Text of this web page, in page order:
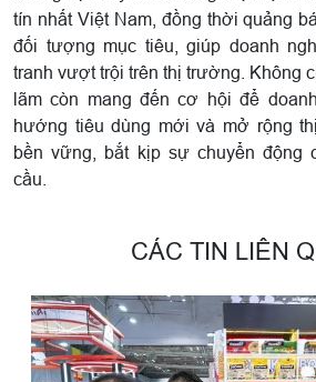
tín nhất Việt Nam, đồng thời quảng
đối tượng mục tiêu, giúp doanh
tranh vượt trội trên thị trường. Không
lãm còn mang đến cơ hội để
hướng tiêu dùng mới và mở rộng
bền vững, bắt kịp sự chuyển động
cầu.
CÁC TIN LIÊN